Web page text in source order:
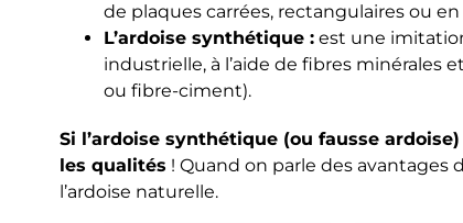
de plaques carrées, rectangulaires ou
L’ardoise synthétique :est une
industrielle, à l’aide de fibres minérales
ou fibre-ciment).
Si l’ardoise synthétique (ou fausse
les qualités ! Quand on parle des avantages
l’ardoise naturelle.